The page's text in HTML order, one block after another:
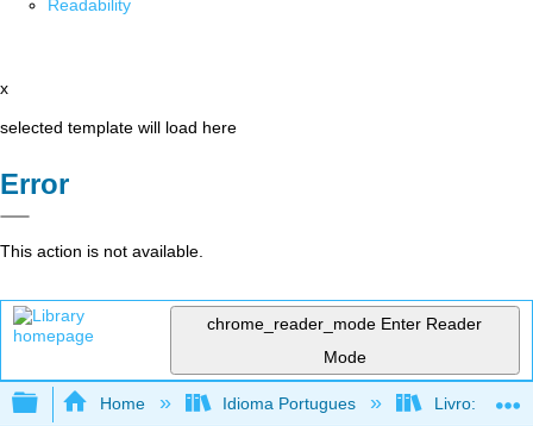
Readability
x
selected template will load here
Error
This action is not available.
chrome_reader_mode Enter Reader
Mode
Expand/collapse global hierarchy
Home Idioma Portugues Livro: Como